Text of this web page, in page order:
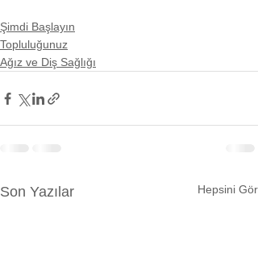
Şimdi Başlayın
Topluluğunuz
Ağız ve Diş Sağlığı
Son Yazılar Hepsini Gör